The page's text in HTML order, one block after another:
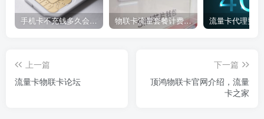
手机卡不充钱多久会被自动销户？ 物联卡流量套餐计费方式 流量卡代理费用
上一篇
流量卡物联卡论坛
下一篇
顶鸿物联卡官网介绍，流量
卡之家